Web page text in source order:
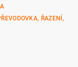
ŘAZENÍ,